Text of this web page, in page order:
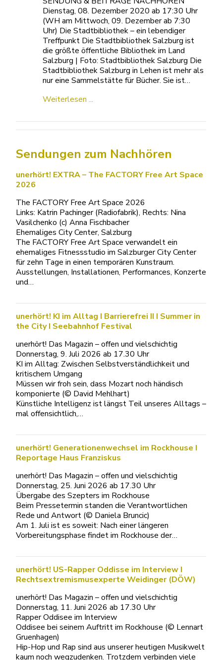
Dienstag, 08. Dezember 2020 ab 17:30 Uhr
(WH am Mittwoch, 09. Dezember ab 7:30
Uhr) Die Stadtbibliothek – ein lebendiger
Treffpunkt Die Stadtbibliothek Salzburg ist
die größte öffentliche Bibliothek im Land
Salzburg | Foto: Stadtbibliothek Salzburg Die
Stadtbibliothek Salzburg in Lehen ist mehr als
nur eine Sammelstätte für Bücher. Sie ist…
Weiterlesen ...
Sendungen zum Nachhören
unerhört! EXTRA – The FACTORY Free Art Space
2026
The FACTORY Free Art Space 2026
Links: Katrin Pachinger (Radiofabrik), Rechts: Nina
Vasilchenko (c) Anna Fischbacher
Ehemaliges City Center, Salzburg
The FACTORY Free Art Space verwandelt ein
ehemaliges Fitnessstudio im Salzburger City Center
für zehn Tage in einen temporären Kunstraum.
Ausstellungen, Installationen, Performances, Konzerte
und…
unerhört! KI im Alltag I Barrierefrei II I Summer in
the City I Seebahnhof Festival
unerhört! Das Magazin – offen und vielschichtig
Donnerstag, 9. Juli 2026 ab 17.30 Uhr
KI im Alltag: Zwischen Selbstverständlichkeit und
kritischem Umgang
Müssen wir froh sein, dass Mozart noch händisch
komponierte (© David Mehlhart)
Künstliche Intelligenz ist längst Teil unseres Alltags –
mal offensichtlich,…
unerhört! Generationenwechsel im Rockhouse I
Reportage Haus Franziskus
unerhört! Das Magazin – offen und vielschichtig
Donnerstag, 25. Juni 2026 ab 17.30 Uhr
Übergabe des Szepters im Rockhouse
Beim Pressetermin standen die Verantwortlichen
Rede und Antwort (© Daniela Bruncic)
Am 1. Juli ist es soweit: Nach einer längeren
Vorbereitungsphase findet im Rockhouse der…
unerhört! US-Rapper Oddisse im Interview I
Rechtsextremismusexperte Weidinger (DÖW)
unerhört! Das Magazin – offen und vielschichtig
Donnerstag, 11. Juni 2026 ab 17.30 Uhr
Rapper Oddisee im Interview
Oddisee bei seinem Auftritt im Rockhouse (© Lennart
Gruenhagen)
Hip-Hop und Rap sind aus unserer heutigen Musikwelt
kaum noch wegzudenken. Trotzdem verbinden viele